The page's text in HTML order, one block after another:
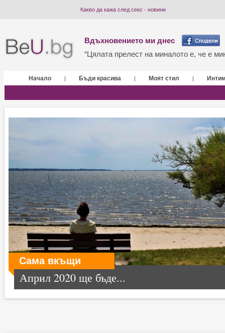
Какво да кажа след секс - новини
Вдъхновението ми днес
“Цялата прелест на миналото е, че е
Начало | Бъди красива | Моят стил |
Сама вкъщи
Април 2020 ще бъде...